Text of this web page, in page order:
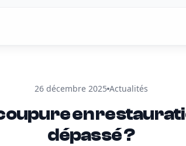
26 décembre 2025 Actualités
en
dépassé ?